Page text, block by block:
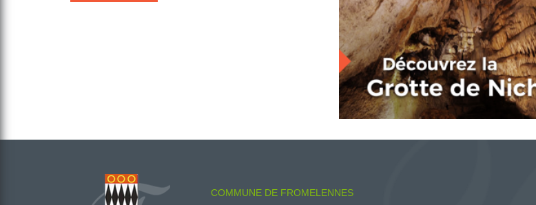
COMMUNE DE FROMELENNES